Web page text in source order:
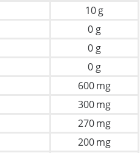
10 g
0 g
0 g
0 g
600 mg
300 mg
270 mg
200 mg